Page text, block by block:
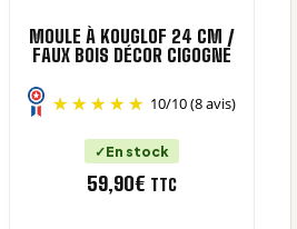
MOULE À KOUGLOF 24 CM /
FAUX BOIS DÉCOR CIGOGNE
10/10(8 avis)
En stock
59,90€ TTC